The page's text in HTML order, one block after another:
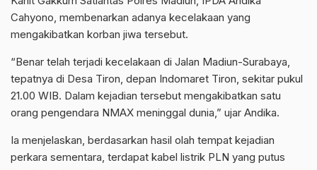
Cahyono, membenarkan adanya kecelakaan yang
mengakibatkan korban jiwa tersebut.
“Benar telah terjadi kecelakaan di Jalan Madiun-Surabaya,
tepatnya di Desa Tiron, depan Indomaret Tiron, sekitar pukul
21.00 WIB. Dalam kejadian tersebut mengakibatkan satu
orang pengendara NMAX meninggal dunia,” ujar Andika.
Ia menjelaskan, berdasarkan hasil olah tempat kejadian
perkara sementara, terdapat kabel listrik PLN yang putus